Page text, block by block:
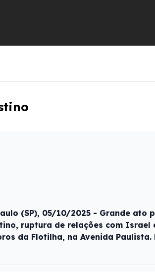
(SP), 05/10/2025 - Grande ato
ruptura de relações com Israel
da Flotilha, na Avenida Paulista.